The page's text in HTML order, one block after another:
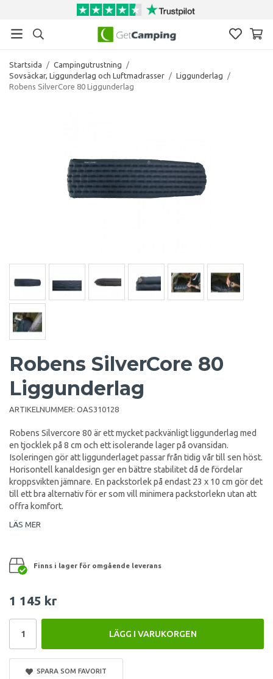
Startsida / Campingutrustning
/
Sovsäckar, Liggunderlag och Luftmadrasser / Liggunderlag
/
Robens SilverCore 80 Liggunderlag
Robens SilverCore 80
Liggunderlag
ARTIKELNUMMER: OAS310128
Robens Silvercore 80 är ett mycket packvänligt liggunderlag med
en tjocklek på 8 cm och ett isolerande lager på ovansidan.
Isoleringen gör att liggunderlaget passar från tidig vår till sen höst.
Horisontell kanaldesign ger en bättre stabilitet då de fördelar
kroppsvikten jämnare. En packstorlek på endast 23 x 10 cm gör det
till ett bra alternativ för er som vill minimera packstorlekn utan att
offra komfort.
LÄS MER
Finns i lager för omgående leverans
1 145 kr
LÄGG I VARUKORGEN
SPARA SOM FAVORIT